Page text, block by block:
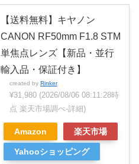
【送料無料】キヤノン
CANON RF50mm F1.8 STM
単焦点レンズ【新品・並行
輸入品・保証付き】
created by Rinker
¥31,980 (2026/08/06 08:11:28時
点 楽天市場調べ-詳細)
Amazon 楽天市場
Yahooショッピング